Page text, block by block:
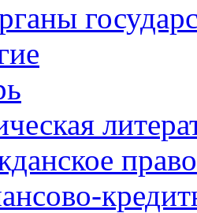
право